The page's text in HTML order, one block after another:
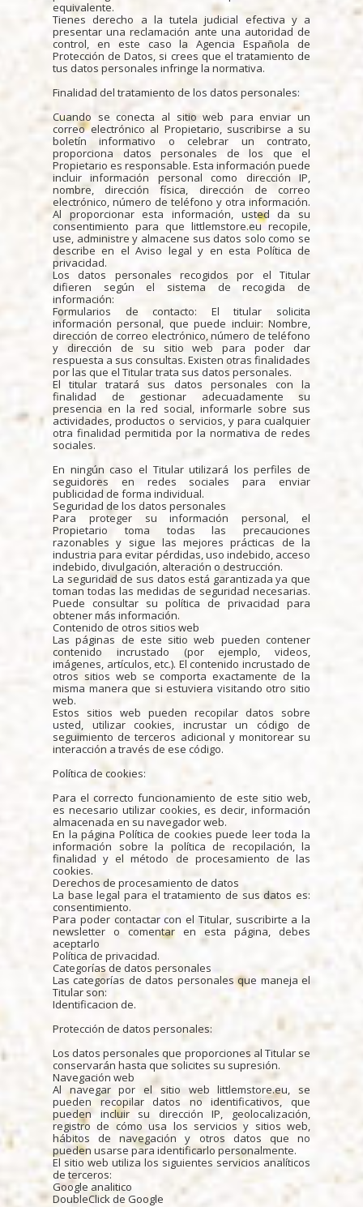
equivalente.
Tienes derecho a la tutela judicial efectiva y a
presentar una reclamación ante una autoridad de
control, en este caso la Agencia Española de
Protección de Datos, si crees que el tratamiento de
tus datos personales infringe la normativa.
Finalidad del tratamiento de los datos personales:
Cuando se conecta al sitio web para enviar un
correo electrónico al Propietario, suscribirse a su
boletín informativo o celebrar un contrato,
proporciona datos personales de los que el
Propietario es responsable. Esta información puede
incluir información personal como dirección IP,
nombre, dirección física, dirección de correo
electrónico, número de teléfono y otra información.
Al proporcionar esta información, usted da su
consentimiento para que littlemstore.eu recopile,
use, administre y almacene sus datos solo como se
describe en el Aviso legal y en esta Política de
privacidad.
Los datos personales recogidos por el Titular
difieren según el sistema de recogida de
información:
Formularios de contacto: El titular solicita
información personal, que puede incluir: Nombre,
dirección de correo electrónico, número de teléfono
y dirección de su sitio web para poder dar
respuesta a sus consultas. Existen otras finalidades
por las que el Titular trata sus datos personales.
El titular tratará sus datos personales con la
finalidad de gestionar adecuadamente su
presencia en la red social, informarle sobre sus
actividades, productos o servicios, y para cualquier
otra finalidad permitida por la normativa de redes
sociales.
En ningún caso el Titular utilizará los perfiles de
seguidores en redes sociales para enviar
publicidad de forma individual.
Seguridad de los datos personales
Para proteger su información personal, el
Propietario toma todas las precauciones
razonables y sigue las mejores prácticas de la
industria para evitar pérdidas, uso indebido, acceso
indebido, divulgación, alteración o destrucción.
La seguridad de sus datos está garantizada ya que
toman todas las medidas de seguridad necesarias.
Puede consultar su política de privacidad para
obtener más información.
Contenido de otros sitios web
Las páginas de este sitio web pueden contener
contenido incrustado (por ejemplo, videos,
imágenes, artículos, etc.). El contenido incrustado de
otros sitios web se comporta exactamente de la
misma manera que si estuviera visitando otro sitio
web.
Estos sitios web pueden recopilar datos sobre
usted, utilizar cookies, incrustar un código de
seguimiento de terceros adicional y monitorear su
interacción a través de ese código.
Política de cookies:
Para el correcto funcionamiento de este sitio web,
es necesario utilizar cookies, es decir, información
almacenada en su navegador web.
En la página Política de cookies puede leer toda la
información sobre la política de recopilación, la
finalidad y el método de procesamiento de las
cookies.
Derechos de procesamiento de datos
La base legal para el tratamiento de sus datos es:
consentimiento.
Para poder contactar con el Titular, suscribirte a la
newsletter o comentar en esta página, debes
aceptarlo
Política de privacidad.
Categorías de datos personales
Las categorías de datos personales que maneja el
Titular son:
Identificacion de.
Protección de datos personales:
Los datos personales que proporciones al Titular se
conservarán hasta que solicites su supresión.
Navegación web
Al navegar por el sitio web littlemstore.eu, se
pueden recopilar datos no identificativos, que
pueden incluir su dirección IP, geolocalización,
registro de cómo usa los servicios y sitios web,
hábitos de navegación y otros datos que no
pueden usarse para identificarlo personalmente.
El sitio web utiliza los siguientes servicios analíticos
de terceros:
Google analitico
DoubleClick de Google